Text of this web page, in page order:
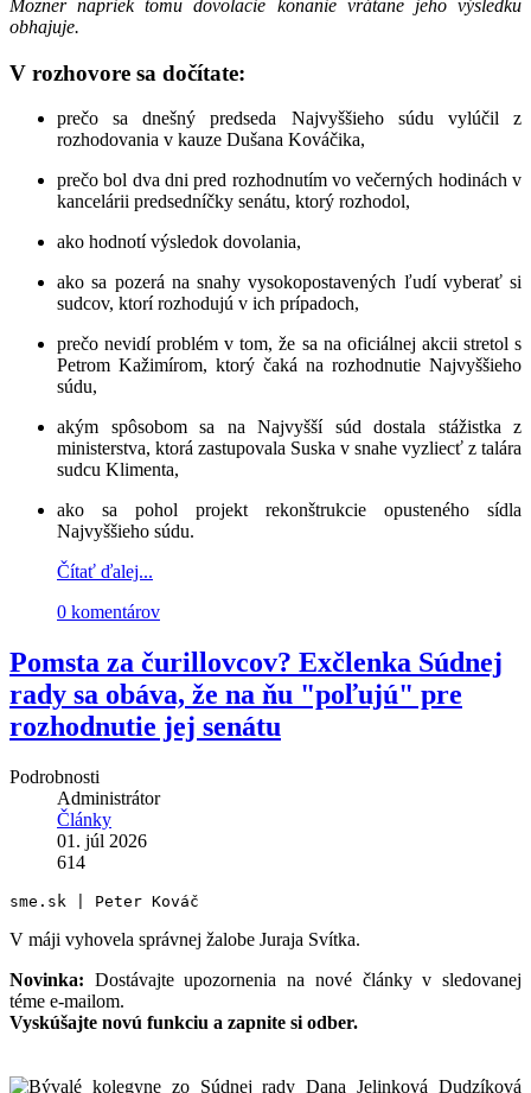
Mozner napriek tomu dovolacie konanie vrátane jeho výsledku
obhajuje.
V rozhovore sa dočítate:
prečo sa dnešný predseda Najvyššieho súdu vylúčil z
rozhodovania v kauze Dušana Kováčika,
prečo bol dva dni pred rozhodnutím vo večerných hodinách v
kancelárii predsedníčky senátu, ktorý rozhodol,
ako hodnotí výsledok dovolania,
ako sa pozerá na snahy vysokopostavených ľudí vyberať si
sudcov, ktorí rozhodujú v ich prípadoch,
prečo nevidí problém v tom, že sa na oficiálnej akcii stretol s
Petrom Kažimírom, ktorý čaká na rozhodnutie Najvyššieho
súdu,
akým spôsobom sa na Najvyšší súd dostala stážistka z
ministerstva, ktorá zastupovala Suska v snahe vyzliecť z talára
sudcu Klimenta,
ako sa pohol projekt rekonštrukcie opusteného sídla
Najvyššieho súdu.
Čítať ďalej...
0 komentárov
Pomsta za čurillovcov? Exčlenka Súdnej
rady sa obáva, že na ňu "poľujú" pre
rozhodnutie jej senátu
Podrobnosti
Administrátor
Články
01. júl 2026
614
sme.sk | Peter Kováč
V máji vyhovela správnej žalobe Juraja Svítka.
Novinka: Dostávajte upozornenia na nové články v sledovanej
téme e-mailom.
Vyskúšajte novú funkciu a zapnite si odber.